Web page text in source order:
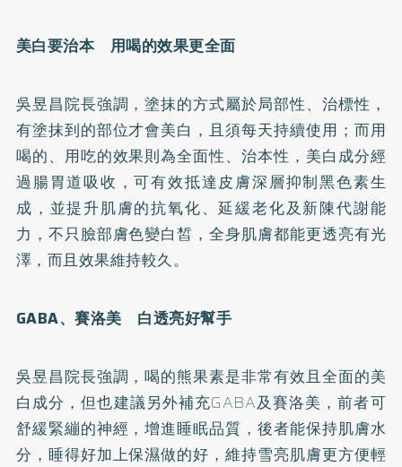
美白要治本 用喝的效果更全面
吳昱昌院長強調，塗抹的方式屬於局部性、治標性，
有塗抹到的部位才會美白，且須每天持續使用；而用
喝的、用吃的效果則為全面性、治本性，美白成分經
過腸胃道吸收，可有效抵達皮膚深層抑制黑色素生
成，並提升肌膚的抗氧化、延緩老化及新陳代謝能
力，不只臉部膚色變白皙，全身肌膚都能更透亮有光
澤，而且效果維持較久。
GABA、賽洛美 白透亮好幫手
吳昱昌院長強調，喝的熊果素是非常有效且全面的美
白成分，但也建議另外補充GABA及賽洛美，前者可
舒緩緊繃的神經，增進睡眠品質，後者能保持肌膚水
分，睡得好加上保濕做的好，維持雪亮肌膚更方便輕